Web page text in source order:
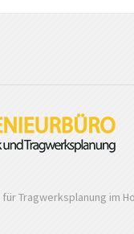
Tragwerksplanung im